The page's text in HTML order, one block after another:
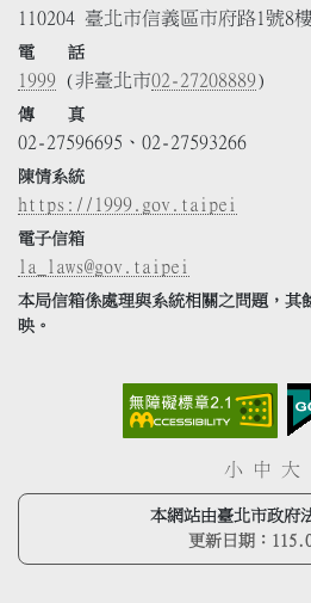
110204 臺北市信義區市府路1號8
電 話
1999 (非臺北市02-27208889)
傳 真
02-27596695、02-27593266
陳情系統
https://1999.gov.taipei
電子信箱
la_laws@gov.taipei
本局信箱係處理與系統相關之問題，其
映。
小 中 大
本網站由臺北市政府
更新日期：